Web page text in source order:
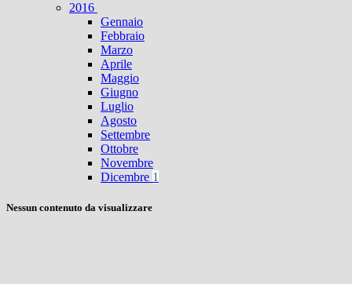
2016
Gennaio
Febbraio
Marzo
Aprile
Maggio
Giugno
Luglio
Agosto
Settembre
Ottobre
Novembre
Dicembre 1
Nessun contenuto da visualizzare